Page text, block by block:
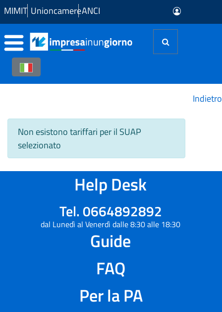
Skip to Main Content
MIMIT UnioncamereANCI
Non esistono tariffari per il SUAP
selezionato
Indietro
Help Desk
Tel. 0664892892
dal Lunedì al Venerdì dalle 8:30 alle 18:30
Guide
FAQ
Per la PA